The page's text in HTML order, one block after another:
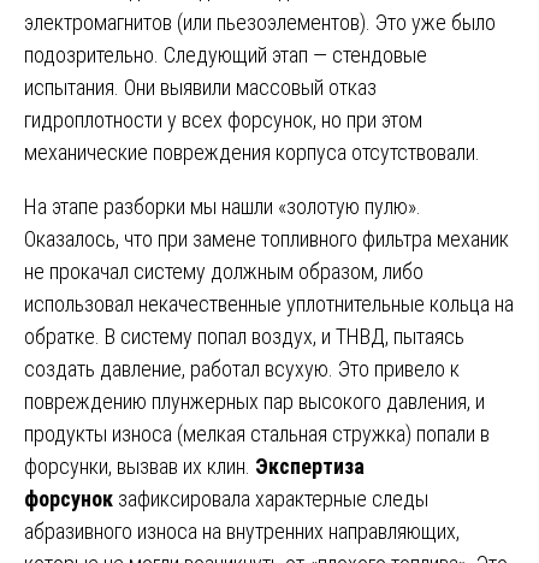
электромагнитов (или пьезоэлементов). Это уже было
подозрительно. Следующий этап — стендовые
испытания. Они выявили массовый отказ
гидроплотности у всех форсунок, но при этом
механические повреждения корпуса отсутствовали.
На этапе разборки мы нашли «золотую пулю».
Оказалось, что при замене топливного фильтра механик
не прокачал систему должным образом, либо
использовал некачественные уплотнительные кольца на
обратке. В систему попал воздух, и ТНВД, пытаясь
создать давление, работал всухую. Это привело к
повреждению плунжерных пар высокого давления, и
продукты износа (мелкая стальная стружка) попали в
форсунки, вызвав их клин. Экспертиза
форсунок зафиксировала характерные следы
абразивного износа на внутренних направляющих,